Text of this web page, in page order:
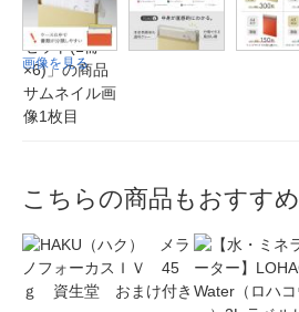
画像を見る
こちらの商品もおすすめ